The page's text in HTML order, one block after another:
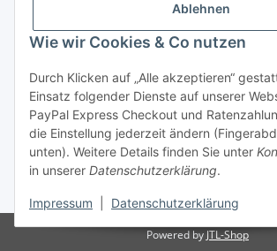
Ablehnen
Wie wir Cookies & Co nutzen
Durch Klicken auf „Alle akzeptieren“
Einsatz folgender Dienste auf unserer
PayPal Express Checkout und
die Einstellung jederzeit ändern
unten). Weitere Details finden Sie unter
in unserer Datenschutzerklärung.
Impressum Datenschutzerklärung
Hersteller
Vertrag widerrufen
Powered by JTL-Shop